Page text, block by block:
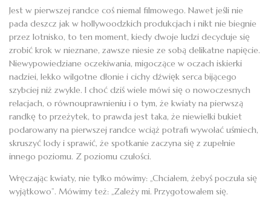
Jest w pierwszej randce coś niemal filmowego. Nawet jeśli nie
pada deszcz jak w hollywoodzkich produkcjach i nikt nie biegnie
przez lotnisko, to ten moment, kiedy dwoje ludzi decyduje się
zrobić krok w nieznane, zawsze niesie ze sobą delikatne napięcie.
Niewypowiedziane oczekiwania, migoczące w oczach iskierki
nadziei, lekko wilgotne dłonie i cichy dźwięk serca bijącego
szybciej niż zwykle. I choć dziś wiele mówi się o nowoczesnych
relacjach, o równouprawnieniu i o tym, że kwiaty na pierwszą
randkę to przeżytek, to prawda jest taka, że niewielki bukiet
podarowany na pierwszej randce wciąż potrafi wywołać uśmiech,
skruszyć lody i sprawić, że spotkanie zaczyna się z zupełnie
innego poziomu. Z poziomu czułości.
Wręczając kwiaty, nie tylko mówimy: „Chciałem, żebyś poczuła się
wyjątkowo”. Mówimy też: „Zależy mi. Przygotowałem się.